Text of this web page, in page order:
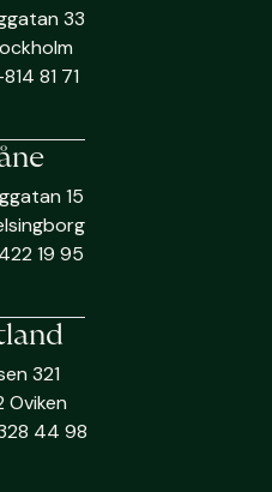
33
81 71
15
19 95
321
Oviken
44 98